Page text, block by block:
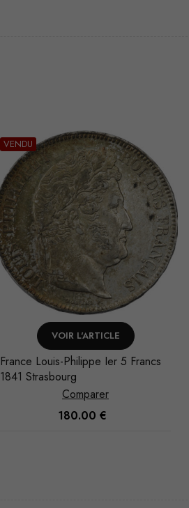
VENDU
VOIR L'ARTICLE
France Louis-Philippe Ier 5 Francs
1841 Strasbourg
Comparer
180.00 €